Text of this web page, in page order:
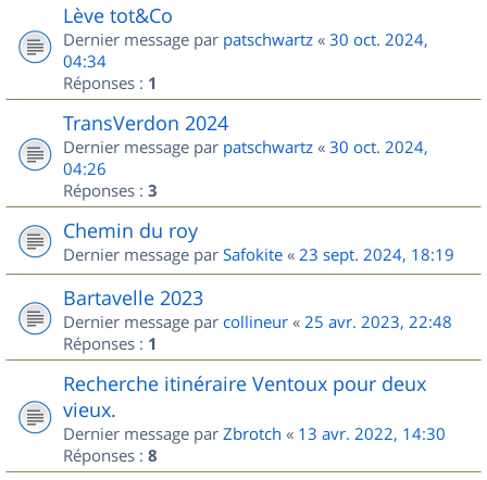
Lève tot&Co
Dernier message par patschwartz « 30 oct. 2024,
04:34
Réponses : 1
TransVerdon 2024
Dernier message par patschwartz « 30 oct. 2024,
04:26
Réponses : 3
Chemin du roy
Dernier message par Safokite « 23 sept. 2024, 18:19
Bartavelle 2023
Dernier message par collineur « 25 avr. 2023, 22:48
Réponses : 1
Recherche itinéraire Ventoux pour deux
vieux.
Dernier message par Zbrotch « 13 avr. 2022, 14:30
Réponses : 8